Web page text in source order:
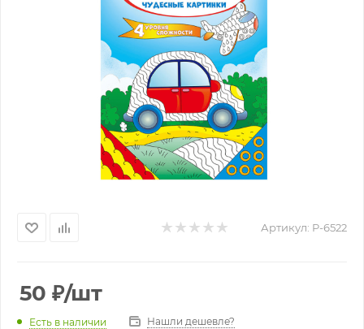
Артикул: P-6522
50 ₽/шт
Есть в наличии Нашли дешевле?